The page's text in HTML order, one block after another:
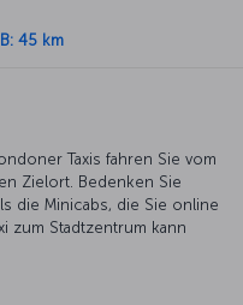
45 km
Taxis fahren Sie vom
Zielort. Bedenken Sie
die Minicabs, die Sie online
zum Stadtzentrum kann